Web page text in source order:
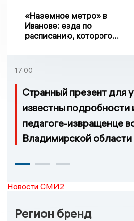
«Наземное метро» в
Иванове: езда по
расписанию, которого
17:00
Странный презент для
известны подробности
педагоге-извращенце
Владимирской области
Новости СМИ2
Регион бренд